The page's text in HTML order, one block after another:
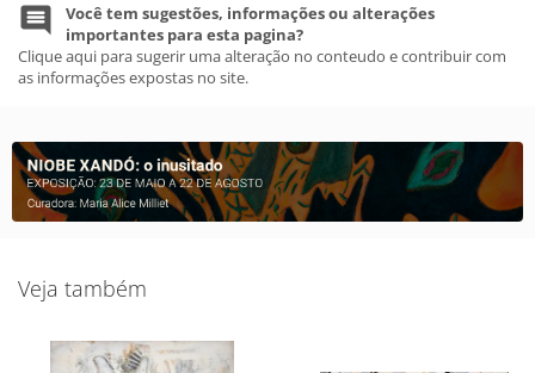
Você tem sugestões, informações ou alterações
importantes para esta pagina?
Clique aqui para sugerir uma alteração no conteudo e contribuir com
as informações expostas no site.
Veja também